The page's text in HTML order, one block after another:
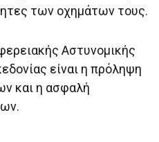
των οχημάτων τους.
Αστυνομικής
είναι η πρόληψη
και η ασφαλή